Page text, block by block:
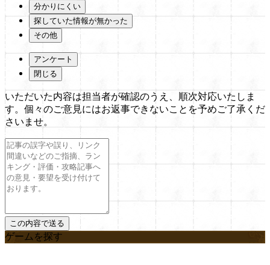
分かりにくい
探していた情報が無かった
その他
アンケート
閉じる
いただいた内容は担当者が確認のうえ、順次対応いたしま
す。個々のご意見にはお返事できないことを予めご了承くだ
さいませ。
ゲームを探す